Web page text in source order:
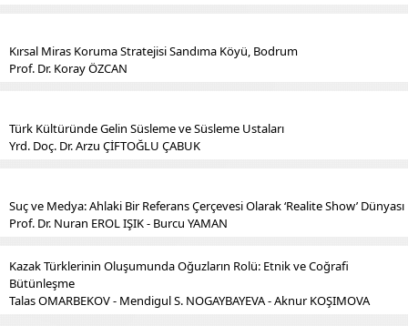
Kırsal Miras Koruma Stratejisi Sandıma Köyü, Bodrum
Prof. Dr. Koray ÖZCAN
Türk Kültüründe Gelin Süsleme ve Süsleme Ustaları
Yrd. Doç. Dr. Arzu ÇİFTOĞLU ÇABUK
Suç ve Medya: Ahlaki Bir Referans Çerçevesi Olarak ‘Realite Show’ Dünyası
Prof. Dr. Nuran EROL IŞIK - Burcu YAMAN
Kazak Türklerinin Oluşumunda Oğuzların Rolü: Etnik ve Coğrafi
Bütünleşme
Talas OMARBEKOV - Mendigul S. NOGAYBAYEVA - Aknur KOŞIMOVA